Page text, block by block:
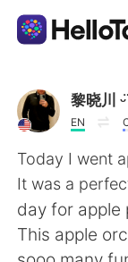
Appli
AI
Français
黎晓川
EN
Today I went
It was a
day for apple
This apple